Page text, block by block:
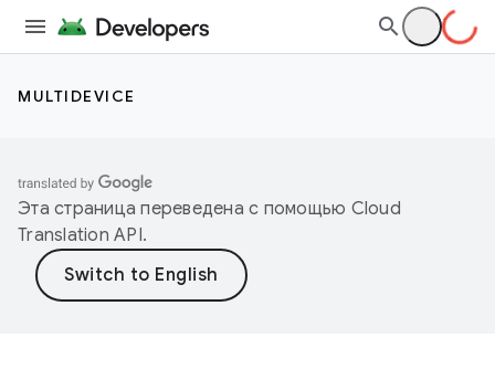
MULTIDEVICE
Эта страница переведена с помощью Cloud
Translation API.